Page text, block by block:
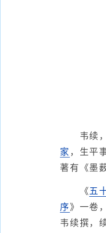
韦续，
家 ，生平
著有《墨
《五
序》一卷
韦续撰，